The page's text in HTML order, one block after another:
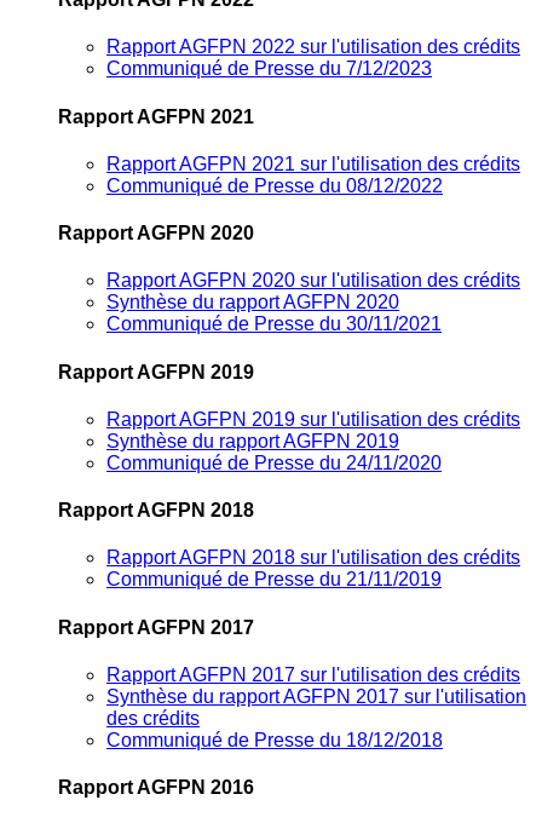
Rapport AGFPN 2022 sur l'utilisation des crédits
Communiqué de Presse du 7/12/2023
Rapport AGFPN 2021
Rapport AGFPN 2021 sur l'utilisation des crédits
Communiqué de Presse du 08/12/2022
Rapport AGFPN 2020
Rapport AGFPN 2020 sur l'utilisation des crédits
Synthèse du rapport AGFPN 2020
Communiqué de Presse du 30/11/2021
Rapport AGFPN 2019
Rapport AGFPN 2019 sur l'utilisation des crédits
Synthèse du rapport AGFPN 2019
Communiqué de Presse du 24/11/2020
Rapport AGFPN 2018
Rapport AGFPN 2018 sur l'utilisation des crédits
Communiqué de Presse du 21/11/2019
Rapport AGFPN 2017
Rapport AGFPN 2017 sur l'utilisation des crédits
Synthèse du rapport AGFPN 2017 sur l'utilisation
des crédits
Communiqué de Presse du 18/12/2018
Rapport AGFPN 2016